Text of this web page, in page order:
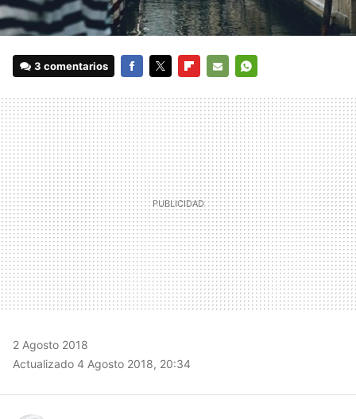
3 comentarios
MAIL
2 Agosto 2018
Actualizado 4 Agosto 2018, 20:34